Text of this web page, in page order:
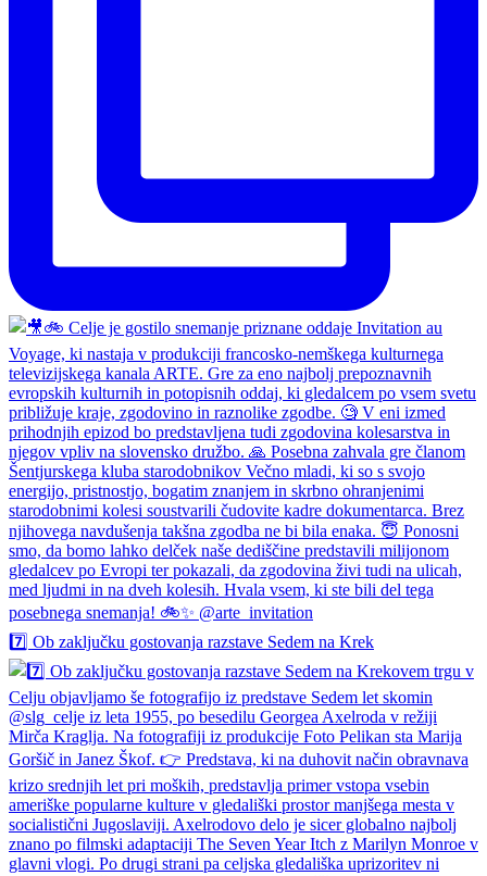
7️⃣ Ob zaključku gostovanja razstave Sedem na Krek